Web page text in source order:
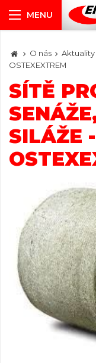
O nás Aktuality
OSTEXEXTREM
SÍTĚ
SILÁŽE -